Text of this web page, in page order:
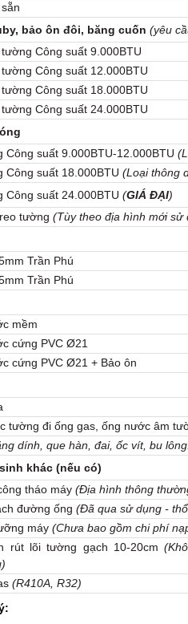
bảo ôn đôi, băng cuốn (yêu
Công suất 9.000BTU
Công suất 12.000BTU
Công suất 18.000BTU
Công suất 24.000BTU
Công suất 9.000BTU-12.000BTU
Công suất 18.000BTU (Loại thông
Công suất 24.000BTU (GIÁ ĐẠI)
tường (Tùy theo địa hình mới sử
Trần Phú
Trần Phú
mềm
cứng PVC Ø21
cứng PVC Ø21 + Bảo ôn
tường đi ống gas, ống nước âm
dính, que hàn, đai, ốc vít, bu
khác (nếu có)
tháo máy (Địa hình thông
đường ống (Đã qua sử dụng -
máy (Chưa bao gồm chi phí
rút lõi tường gạch 10-20cm
(R410A, R32)